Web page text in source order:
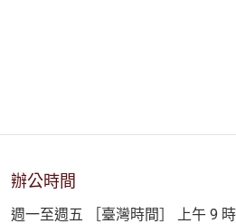
辦公時間
週一至週五 ［臺灣時間］ 上午 9